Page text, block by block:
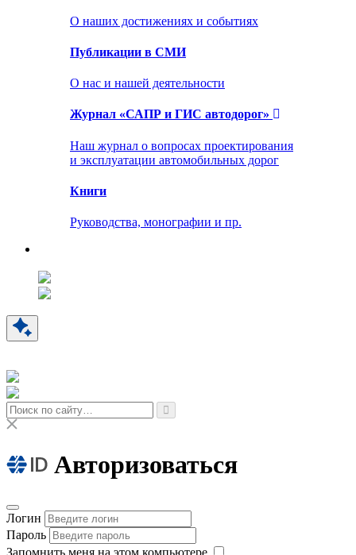
О наших достижениях и событиях
Публикации в СМИ
О нас и нашей деятельности
Журнал «САПР и ГИС автодорог»
Наш журнал о вопросах проектирования
и эксплуатации автомобильных дорог
Книги
Руководства, монографии и пр.
Авторизоваться
Логин
Пароль